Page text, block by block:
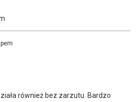
również bez zarzutu. Bardzo